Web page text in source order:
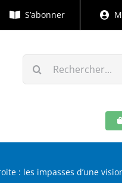
S’abonner
Rechercher:
: les impasses d’une